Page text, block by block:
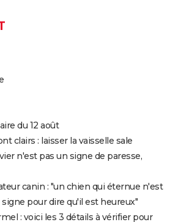
du 12 août
clairs : laisser la vaisselle sale
n'est pas un signe de paresse,
canin : "un chien qui éternue n'est
pour dire qu'il est heureux"
: voici les 3 détails à vérifier pour